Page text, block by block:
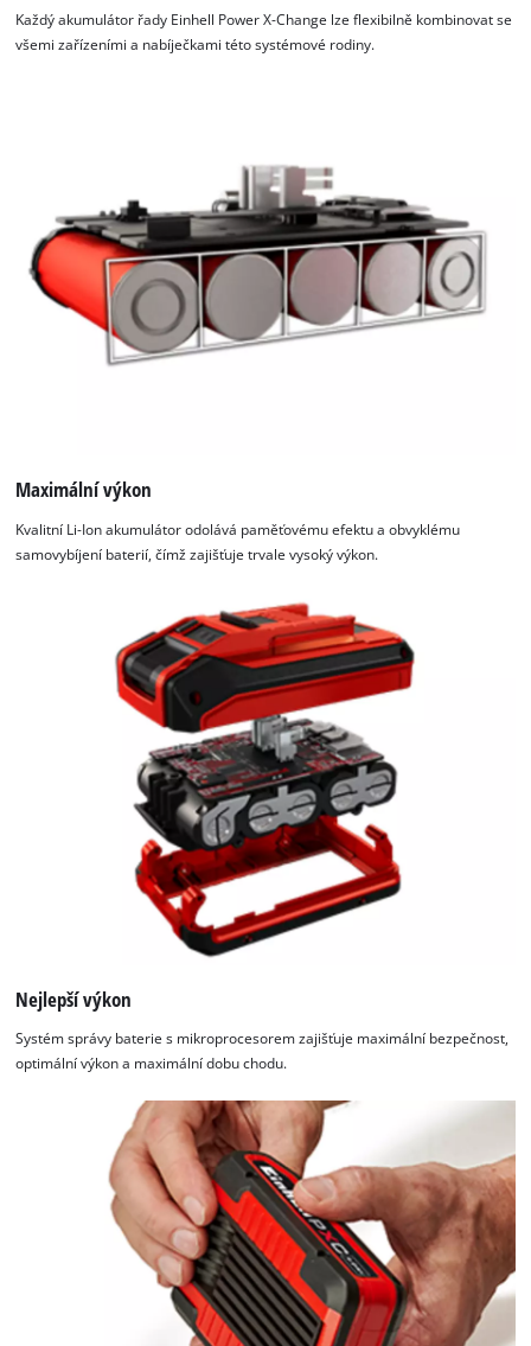
6stupňový LED indikátor stavu.
Každý akumulátor řady Einhell Power X-Change lze flexibilně kombinovat se
všemi zařízeními a nabíječkami této systémové rodiny.
Maximální výkon
Kvalitní Li-Ion akumulátor odolává paměťovému efektu a obvyklému
samovybíjení baterií, čímž zajišťuje trvale vysoký výkon.
Nejlepší výkon
Systém správy baterie s mikroprocesorem zajišťuje maximální bezpečnost,
optimální výkon a maximální dobu chodu.